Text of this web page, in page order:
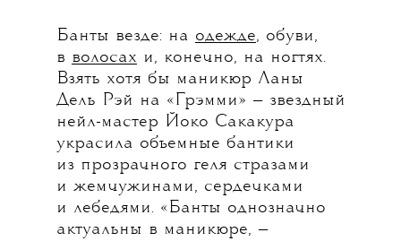
Банты везде: на одежде, обуви,
в волосах и, конечно, на ногтях.
Взять хотя бы маникюр Ланы
Дель Рэй на «Грэмми» — звездный
нейл-мастер Йоко Сакакура
украсила объемные бантики
из прозрачного геля стразами
и жемчужинами, сердечками
и лебедями. «Банты однозначно
актуальны в маникюре, —